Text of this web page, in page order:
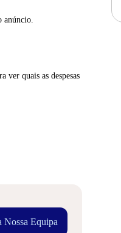
anúncio.
ver quais as despesas
Nossa Equipa